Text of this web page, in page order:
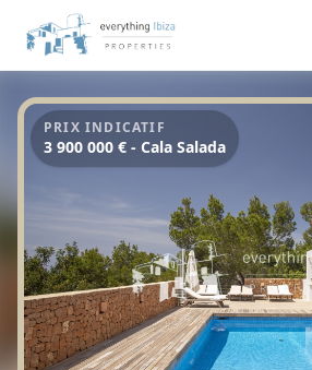
Skip to main content
PRIX INDICATIF
3 900 000 € - Cala Salada